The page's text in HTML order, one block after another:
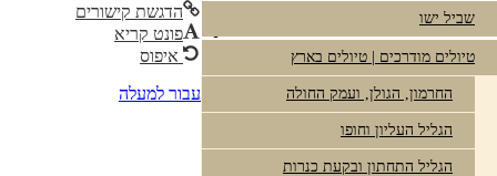
שביל ישו
טיולים מודרכים | טיולים בארץ
החרמון, הגולן, ועמק החולה
הגליל העליון וחופו
הגליל התחתון ובקעת כנרות
הדגשת קישורים
פונט קריא
איפוס
עבור למעלה